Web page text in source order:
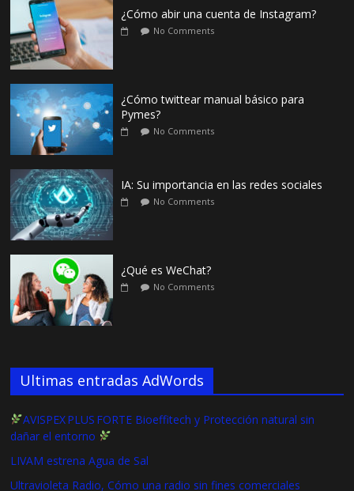
¿Cómo abir una cuenta de Instagram?
No Comments
¿Cómo twittear manual básico para
Pymes?
No Comments
IA: Su importancia en las redes sociales
No Comments
¿Qué es WeChat?
No Comments
Ultimas entradas AdWords
AVISPEX PLUS FORTE Bioeffitech y Protección natural sin
dañar el entorno
LIVAM estrena Agua de Sal
Ultravioleta Radio, Cómo una radio sin fines comerciales